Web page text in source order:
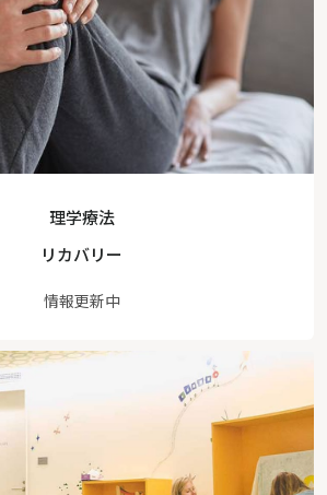
理学療法
リカバリー
情報更新中